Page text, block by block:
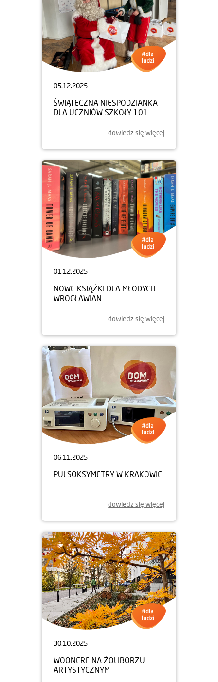
05.12.2025
ŚWIĄTECZNA NIESPODZIANKA
DLA UCZNIÓW SZKOŁY 101
dowiedz się więcej
01.12.2025
NOWE KSIĄŻKI DLA MŁODYCH
WROCŁAWIAN
dowiedz się więcej
06.11.2025
PULSOKSYMETRY W KRAKOWIE
dowiedz się więcej
30.10.2025
WOONERF NA ŻOLIBORZU
ARTYSTYCZNYM